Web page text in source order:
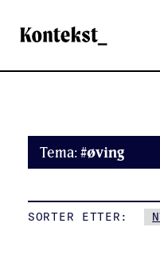
Kontekst
Tema:#øving
SORTER ETTER: